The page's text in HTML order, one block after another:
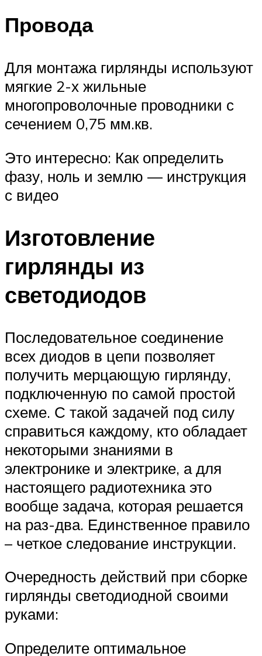
Провода
Для монтажа гирлянды используют
мягкие 2-х жильные
многопроволочные проводники с
сечением 0,75 мм.кв.
Это интересно: Как определить
фазу, ноль и землю — инструкция
с видео
Изготовление
гирлянды из
светодиодов
Последовательное соединение
всех диодов в цепи позволяет
получить мерцающую гирлянду,
подключенную по самой простой
схеме. С такой задачей под силу
справиться каждому, кто обладает
некоторыми знаниями в
электронике и электрике, а для
настоящего радиотехника это
вообще задача, которая решается
на раз-два. Единственное правило
– четкое следование инструкции.
Очередность действий при сборке
гирлянды светодиодной своими
руками:
Определите оптимальное